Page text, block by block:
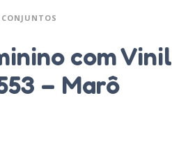
CONJUNTOS
com Vinil
– Marô